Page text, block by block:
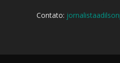
Contato: